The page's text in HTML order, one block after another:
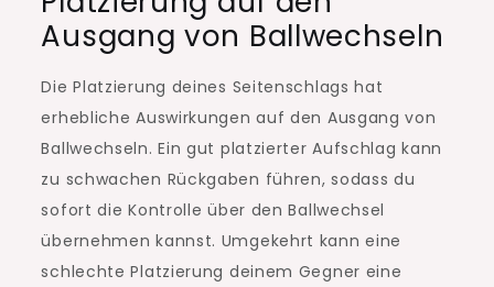
Ausgang von Ballwechseln
Die Platzierung deines Seitenschlags hat
erhebliche Auswirkungen auf den Ausgang von
Ballwechseln. Ein gut platzierter Aufschlag kann
zu schwachen Rückgaben führen, sodass du
sofort die Kontrolle über den Ballwechsel
übernehmen kannst. Umgekehrt kann eine
schlechte Platzierung deinem Gegner eine